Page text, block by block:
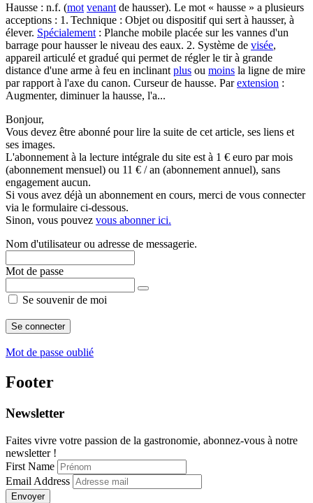
Hausse : n.f. (mot venant de hausser). Le mot « hausse » a plusieurs
acceptions : 1. Technique : Objet ou dispositif qui sert à hausser, à
élever. Spécialement : Planche mobile placée sur les vannes d'un
barrage pour hausser le niveau des eaux. 2. Système de visée,
appareil articulé et gradué qui permet de régler le tir à grande
distance d'une arme à feu en inclinant plus ou moins la ligne de mire
par rapport à l'axe du canon. Curseur de hausse. Parextension :
Augmenter, diminuer la hausse, l'a...
Bonjour,
Vous devez être abonné pour lire la suite de cet article, ses liens et
ses images.
L'abonnement à la lecture intégrale du site est à 1 € euro par mois
(abonnement mensuel) ou 11 € / an (abonnement annuel), sans
engagement aucun.
Si vous avez déjà un abonnement en cours, merci de vous connecter
via le formulaire ci-dessous.
Sinon, vous pouvez vous abonner ici.
Nom d'utilisateur ou adresse de messagerie.
Mot de passe
Se souvenir de moi
Mot de passe oublié
Footer
Newsletter
Faites vivre votre passion de la gastronomie, abonnez-vous à notre
newsletter !
First Name
Email Address
Envoyer